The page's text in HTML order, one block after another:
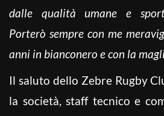
dalle qualità umane e
Porterò sempre con me
anni in bianconero e con la
Il saluto dello Zebre Rugby
la società, staff tecnico e